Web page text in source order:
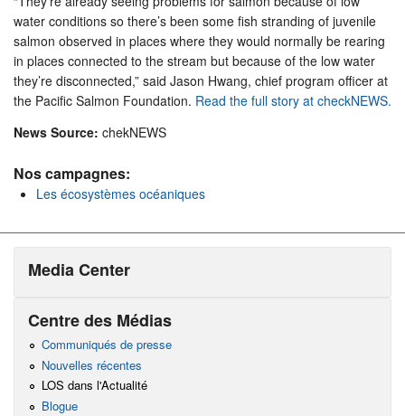
water conditions so there’s been some fish stranding of juvenile
salmon observed in places where they would normally be rearing
in places connected to the stream but because of the low water
they’re disconnected,” said Jason Hwang, chief program officer at
the Pacific Salmon Foundation. Read the full story at checkNEWS.
News Source: chekNEWS
Nos campagnes:
Les écosystèmes océaniques
Media Center
Centre des Médias
Communiqués de presse
Nouvelles récentes
LOS dans l'Actualité
Blogue